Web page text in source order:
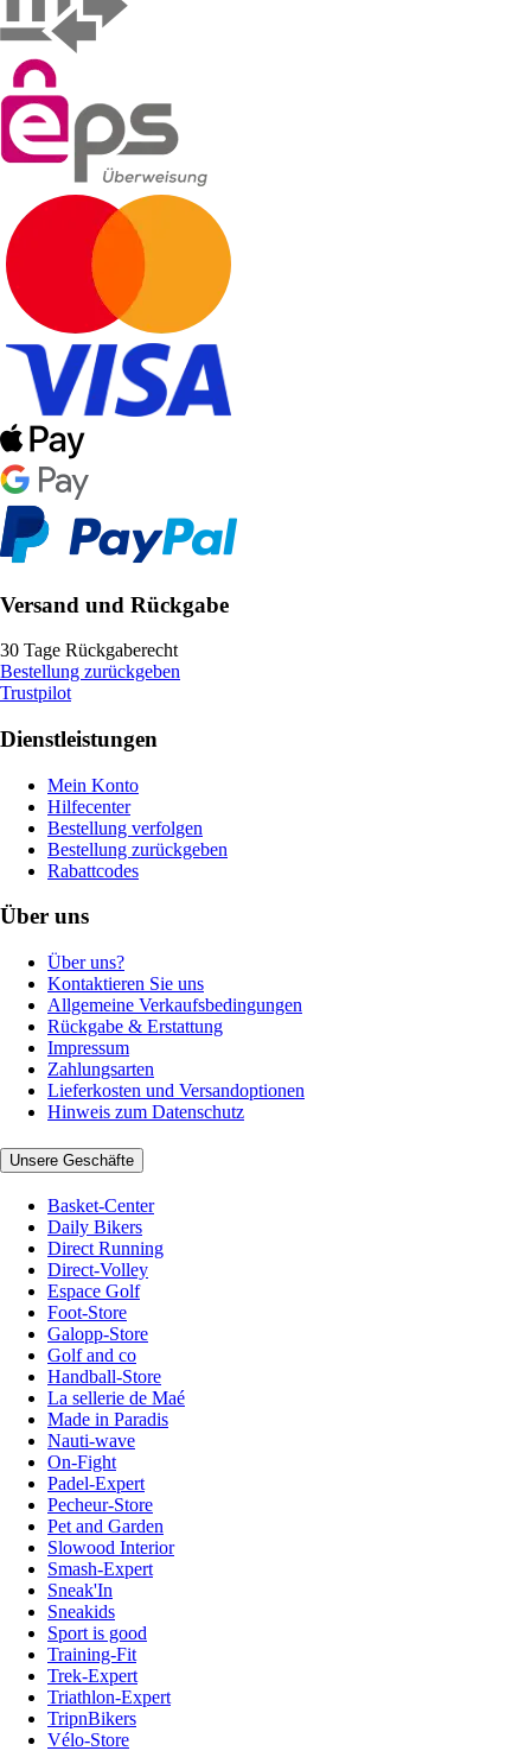
Versand und Rückgabe
30 Tage Rückgaberecht
Bestellung zurückgeben
Trustpilot
Dienstleistungen
Mein Konto
Hilfecenter
Bestellung verfolgen
Bestellung zurückgeben
Rabattcodes
Über uns
Über uns?
Kontaktieren Sie uns
Allgemeine Verkaufsbedingungen
Rückgabe & Erstattung
Impressum
Zahlungsarten
Lieferkosten und Versandoptionen
Hinweis zum Datenschutz
Unsere Geschäfte
Basket-Center
Daily Bikers
Direct Running
Direct-Volley
Espace Golf
Foot-Store
Galopp-Store
Golf and co
Handball-Store
La sellerie de Maé
Made in Paradis
Nauti-wave
On-Fight
Padel-Expert
Pecheur-Store
Pet and Garden
Slowood Interior
Smash-Expert
Sneak'In
Sneakids
Sport is good
Training-Fit
Trek-Expert
Triathlon-Expert
TripnBikers
Vélo-Store